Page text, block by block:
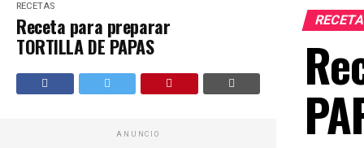
RECETAS
Receta para preparar
TORTILLA DE PAPAS
ANUNCIO